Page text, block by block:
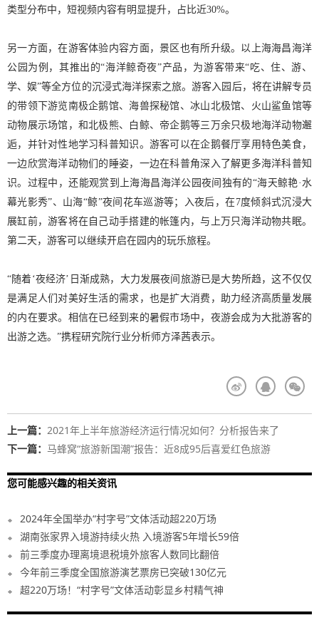
类型分布中，短视频内容有明显提升，占比近30%。
另一方面，在游客体验内容方面，景区也有所升级。以上海海昌海洋
公园为例，其推出的“海洋鲸奇夜”产品，为游客带来“吃、住、游、
学、娱”等全方位的沉浸式海洋探索之旅。游客入园后，将在讲解专员
的带领下游览南极企鹅馆、海兽探秘馆、冰山北极馆、火山鲨鱼馆等
动物展示场馆，和北极熊、白鲸、帝企鹅等三万余只极地海洋动物邂
逅，并针对性地学习科普知识。游客可以在企鹅餐厅享用特色美食，
一边欣赏海洋动物们的睡姿，一边在科普角深入了解更多海洋科普知
识。过程中，还能观赏到上海海昌海洋公园夜间独有的“海天鲸艳·水
幕光影秀”、山海“鲸”夜间花车巡游等；入夜后，在7度倾斜式沉浸大
展缸前，游客将在自己动手搭建的帐篷内，与上万只海洋动物共眠。
第二天，游客可以继续开启在园内的玩乐旅程。
“随着‘夜经济’日渐成熟，大力发展夜间旅游已是大势所趋，这不仅仅
是满足人们对美好生活的需求，也是扩大消费，助力经济高质量发展
的内在要求。相信在已经到来的暑假市场中，夜游会成为大批游客的
出游之选。”携程研究院行业分析师方泽茜表示。
上一篇： 2021年上半年旅游经济运行情况如何？分析报告来了
下一篇： 马蜂窝“旅游新国潮”报告：近8成95后喜爱红色旅游
您可能感兴趣的相关资讯
2024年全国举办“村字号”文体活动超220万场
湖南张家界入境游持续火热 入境游客5年增长59倍
前三季度办理离境退税境外旅客人数同比翻倍
今年前三季度全国旅游演艺票房已突破130亿元
超220万场！“村字号”文体活动彰显乡村精气神